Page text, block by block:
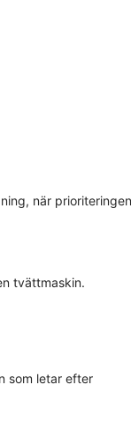
när prioriteringen
tvättmaskin.
som letar efter